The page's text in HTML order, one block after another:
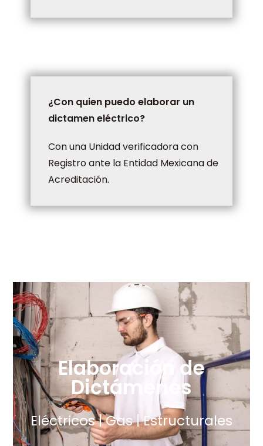
¿Con quien puedo elaborar un
dictamen eléctrico?
Con una Unidad verificadora con
Registro ante la Entidad Mexicana de
Acreditación.
Elaboración de
Dictámenes
Eléctricos | Gas | Estructurales